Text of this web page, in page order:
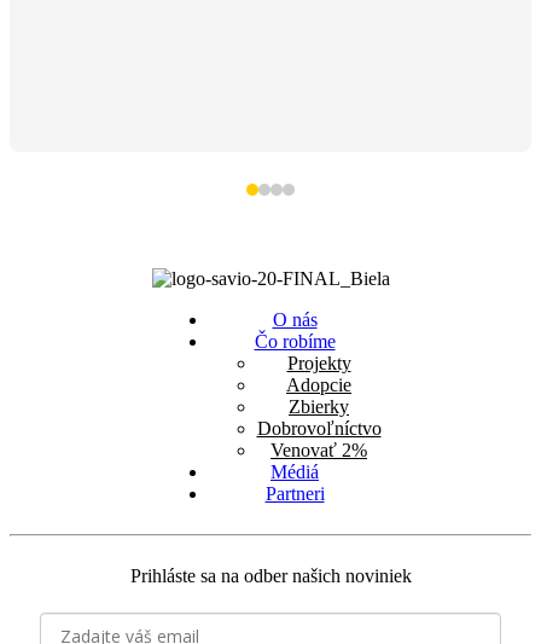
O nás
Čo robíme
Projekty
Adopcie
Zbierky
Dobrovoľníctvo
Venovať 2%
Médiá
Partneri
Prihláste sa na odber našich noviniek